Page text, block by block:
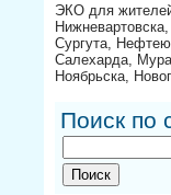
ЭКО для
Сургута,
Салехарда,
Ноябрьска,
Поиск по